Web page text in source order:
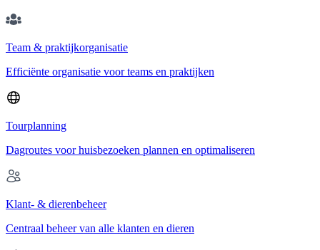
Team & praktijkorganisatie
Efficiënte organisatie voor teams en praktijken
Tourplanning
Dagroutes voor huisbezoeken plannen en optimaliseren
Klant- & dierenbeheer
Centraal beheer van alle klanten en dieren